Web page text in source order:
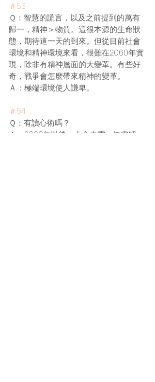
＃53
Ｑ：智慧的謊言，以及之前提到的萬有
歸一，精神＞物質。這很本源的生命狀
態，期待這一天的到來。但從目前社會
環境和精神環境來看，很難在2060年實
現，除非有精神層面的大變革。有些好
奇，戰爭會怎麼帶來精神的變革。
Ａ：極端環境使人謙卑。
＃54
Ｑ：有讀心術嗎？
Ａ：2060年以後，人心赤露，無需解